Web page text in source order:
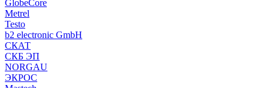
GlobeCore
Metrel
Testo
b2 electronic GmbH
СКАТ
СКБ ЭП
NORGAU
ЭКРОС